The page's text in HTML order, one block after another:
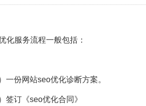
化服务流程一般包括：
一份网站seo优化诊断方案。
签订《seo优化合同》